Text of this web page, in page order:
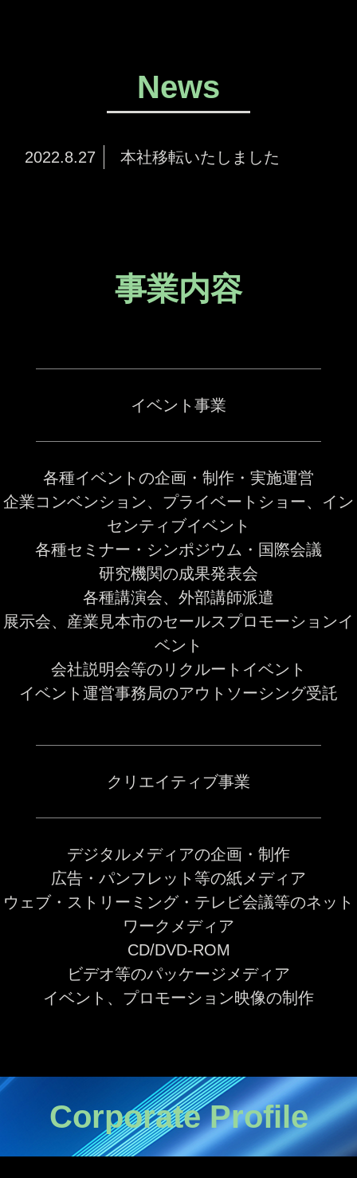
News
2022.8.27 本社移転いたしました
事業内容
イベント事業
各種イベントの企画・制作・実施運営
企業コンベンション、プライベートショー、イン
センティブイベント
各種セミナー・シンポジウム・国際会議
研究機関の成果発表会
各種講演会、外部講師派遣
展示会、産業見本市のセールスプロモーションイ
ベント
会社説明会等のリクルートイベント
イベント運営事務局のアウトソーシング受託
クリエイティブ事業
デジタルメディアの企画・制作
広告・パンフレット等の紙メディア
ウェブ・ストリーミング・テレビ会議等のネット
ワークメディア
CD/DVD-ROM
ビデオ等のパッケージメディア
イベント、プロモーション映像の制作
Corporate Profile